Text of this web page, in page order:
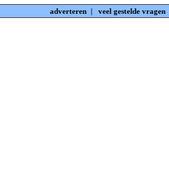
adverteren | veel gestelde vragen